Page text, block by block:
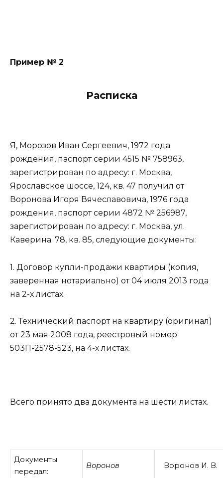
Пример № 2
Расписка
Я, Морозов Иван Сергеевич, 1972 года
рождения, паспорт серии 4515 № 758963,
зарегистрирован по адресу: г. Москва,
Ярославское шоссе, 124, кв. 47 получил от
Воронова Игоря Вячеславовича, 1976 года
рождения, паспорт серии 4872 № 256987,
зарегистрирован по адресу: г. Москва, ул.
Каверина. 78, кв. 85, следующие документы:
1. Договор купли-продажи квартиры (копия,
заверенная нотариально) от 04 июля 2013 года
на 2-х листах.
2. Технический паспорт на квартиру (оригинал)
от 23 мая 2008 года, реестровый номер
503П-2578-523, на 4-х листах.
Всего принято два документа на шести листах.
Документы
передал:
Воронов Воронов И. В.